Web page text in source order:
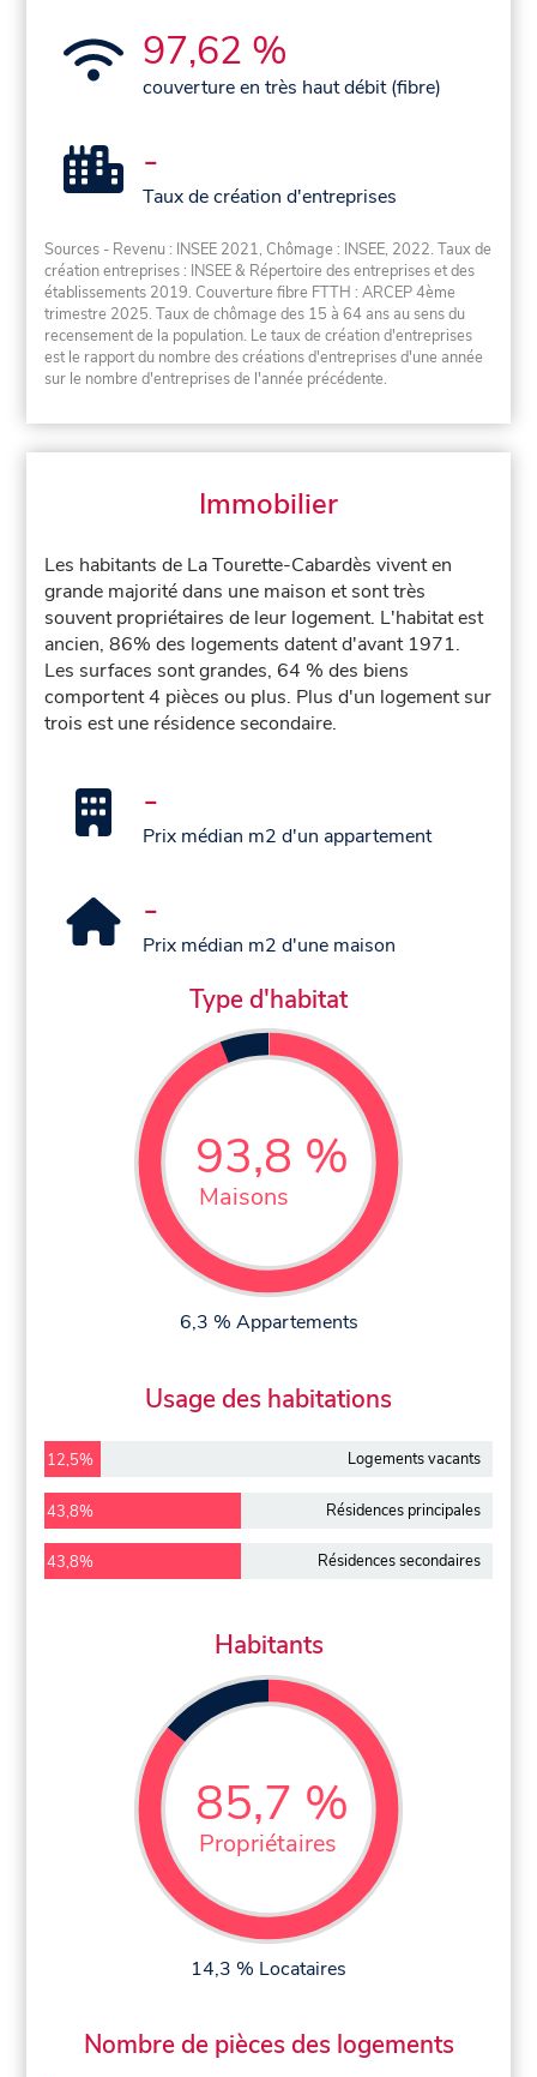
97,62 %
couverture en très haut débit (fibre)
-
Taux de création d'entreprises
Sources - Revenu : INSEE 2021, Chômage : INSEE, 2022. Taux de
création entreprises : INSEE & Répertoire des entreprises et des
établissements 2019. Couverture fibre FTTH : ARCEP 4ème
trimestre 2025. Taux de chômage des 15 à 64 ans au sens du
recensement de la population. Le taux de création d'entreprises
est le rapport du nombre des créations d'entreprises d'une année
sur le nombre d'entreprises de l'année précédente.
Immobilier
Les habitants de La Tourette-Cabardès vivent en
grande majorité dans une maison et sont très
souvent propriétaires de leur logement. L'habitat est
ancien, 86% des logements datent d'avant 1971.
Les surfaces sont grandes, 64 % des biens
comportent 4 pièces ou plus. Plus d'un logement sur
trois est une résidence secondaire.
-
Prix médian m2 d'un appartement
-
Prix médian m2 d'une maison
Type d'habitat
93,8 %
Maisons
6,3 % Appartements
Usage des habitations
12,5% Logements vacants
43,8% Résidences principales
43,8% Résidences secondaires
Habitants
85,7 %
Propriétaires
14,3 % Locataires
Nombre de pièces des logements